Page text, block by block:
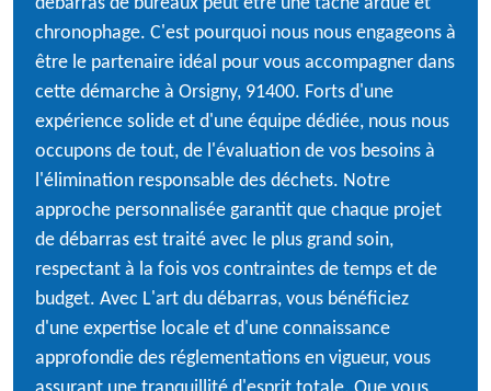
chronophage. C'est pourquoi nous nous engageons à
être le partenaire idéal pour vous accompagner dans
cette démarche à Orsigny, 91400. Forts d'une
expérience solide et d'une équipe dédiée, nous nous
occupons de tout, de l'évaluation de vos besoins à
l'élimination responsable des déchets. Notre
approche personnalisée garantit que chaque projet
de débarras est traité avec le plus grand soin,
respectant à la fois vos contraintes de temps et de
budget. Avec L'art du débarras, vous bénéficiez
d'une expertise locale et d'une connaissance
approfondie des réglementations en vigueur, vous